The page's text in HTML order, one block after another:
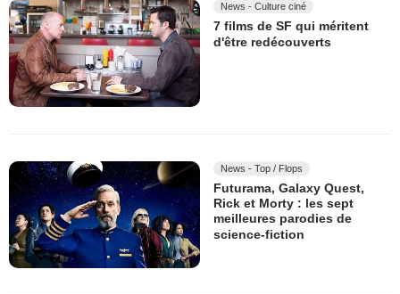
News - Culture ciné
7 films de SF qui méritent
d'être redécouverts
News - Top / Flops
Futurama, Galaxy Quest,
Rick et Morty : les sept
meilleures parodies de
science-fiction